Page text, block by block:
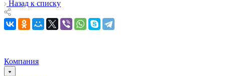
Назад к списку
Компания